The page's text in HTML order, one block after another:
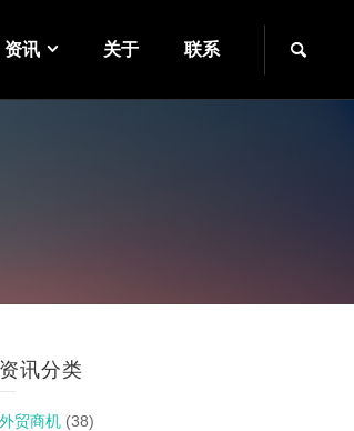
资讯 关于 联系
资讯分类
外贸商机 (38)